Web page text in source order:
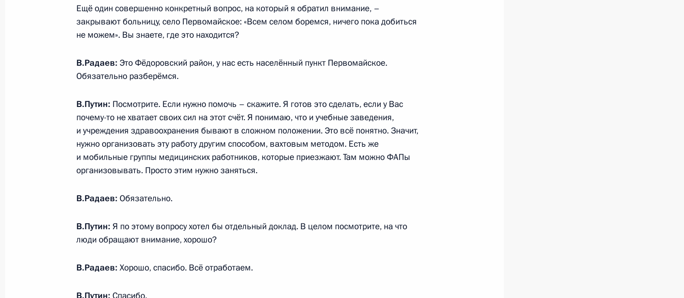
Телефонный разговор с Президентом Белоруссии Александром
30 августа 2017 года, 12:20
29 августа 2017 года, вторник
Встреча с врио Главы Мордовии Владимиром Волковым
29 августа 2017 года, 16:40 Москва, Кремль
2
Поздравление Сержу Саргсяну по случаю 20-летия заключения
Россией и Арменией
29 августа 2017 года, 09:00
Совещание о мерах по ликвидации последствий пожаров
Ещё один совершенно конкретный вопрос, на который я обратил внимание, –
закрывают больницу, село Первомайское: «Всем селом боремся, ничего пока добиться
не можем». Вы знаете, где это находится?
В.Радаев: Это Фёдоровский район, у нас есть населённый пункт Первомайское.
Обязательно разберёмся.
В.Путин: Посмотрите. Если нужно помочь – скажите. Я готов это сделать, если у Вас
почему-то не хватает своих сил на этот счёт. Я понимаю, что и учебные заведения,
и учреждения здравоохранения бывают в сложном положении. Это всё понятно. Значит,
нужно организовать эту работу другим способом, вахтовым методом. Есть же
и мобильные группы медицинских работников, которые приезжают. Там можно ФАПы
организовывать. Просто этим нужно заняться.
В.Радаев: Обязательно.
В.Путин: Я по этому вопросу хотел бы отдельный доклад. В целом посмотрите, на что
люди обращают внимание, хорошо?
В.Радаев: Хорошо, спасибо. Всё отработаем.